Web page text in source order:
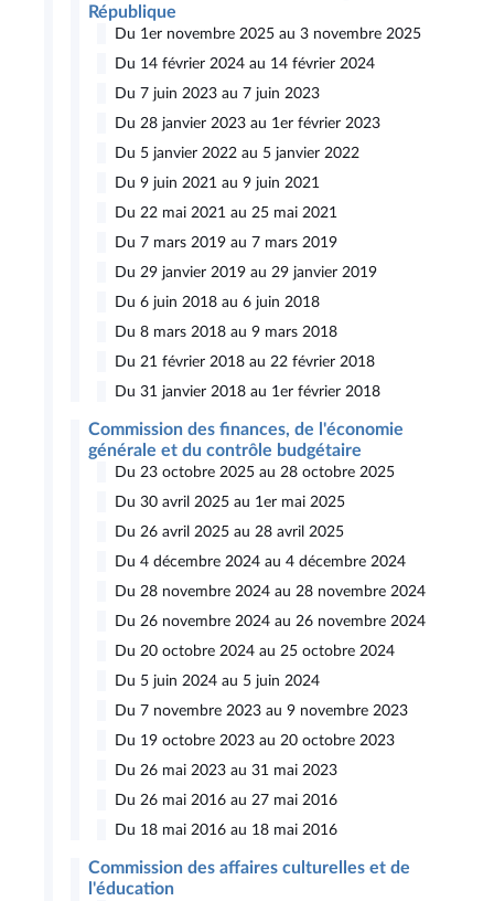
République
Du 1er novembre 2025 au 3 novembre 2025
Du 14 février 2024 au 14 février 2024
Du 7 juin 2023 au 7 juin 2023
Du 28 janvier 2023 au 1er février 2023
Du 5 janvier 2022 au 5 janvier 2022
Du 9 juin 2021 au 9 juin 2021
Du 22 mai 2021 au 25 mai 2021
Du 7 mars 2019 au 7 mars 2019
Du 29 janvier 2019 au 29 janvier 2019
Du 6 juin 2018 au 6 juin 2018
Du 8 mars 2018 au 9 mars 2018
Du 21 février 2018 au 22 février 2018
Du 31 janvier 2018 au 1er février 2018
Commission des finances, de l'économie
générale et du contrôle budgétaire
Du 23 octobre 2025 au 28 octobre 2025
Du 30 avril 2025 au 1er mai 2025
Du 26 avril 2025 au 28 avril 2025
Du 4 décembre 2024 au 4 décembre 2024
Du 28 novembre 2024 au 28 novembre 2024
Du 26 novembre 2024 au 26 novembre 2024
Du 20 octobre 2024 au 25 octobre 2024
Du 5 juin 2024 au 5 juin 2024
Du 7 novembre 2023 au 9 novembre 2023
Du 19 octobre 2023 au 20 octobre 2023
Du 26 mai 2023 au 31 mai 2023
Du 26 mai 2016 au 27 mai 2016
Du 18 mai 2016 au 18 mai 2016
Commission des affaires culturelles et de
l'éducation